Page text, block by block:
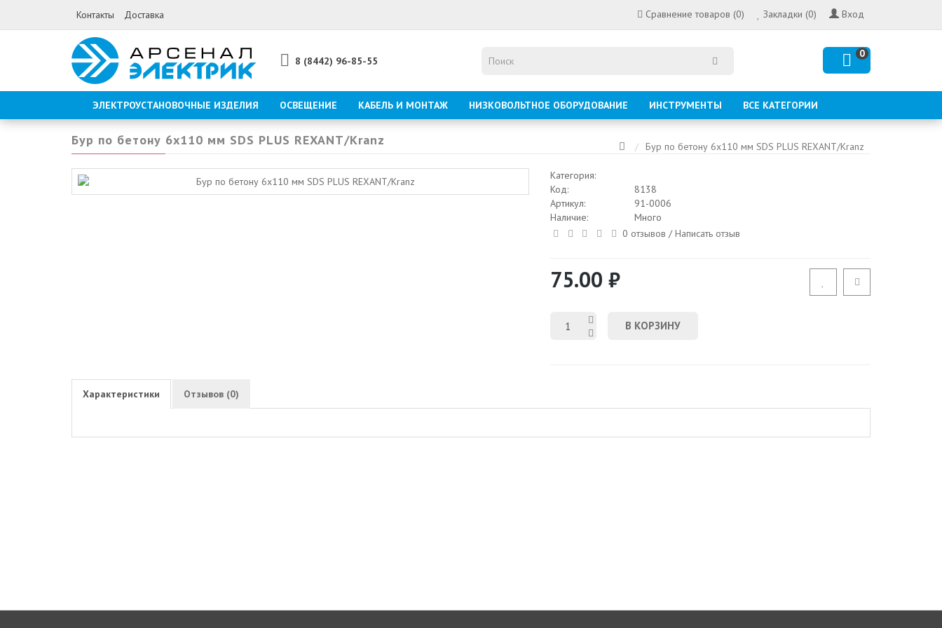
Контакты Доставка Вход
Закладки (0)
Сравнение товаров (0)
8 (8442) 96-85-55
0
ЭЛЕКТРОУСТАНОВОЧНЫЕ ИЗДЕЛИЯ ОСВЕЩЕНИЕ КАБЕЛЬ И МОНТАЖ НИЗКОВОЛЬТНОЕ ОБОРУДОВАНИЕ ИНСТРУМЕНТЫ ВСЕ КАТЕГОРИИ
Бур по бетону 6х110 мм SDS PLUS REXANT/Kranz
Бур по бетону 6х110 мм SDS PLUS REXANT/Kranz
Категория:
Код:
8138
Артикул:
91-0006
Наличие:
Много
0 отзывов /Написать отзыв
75.00 ₽
В КОРЗИНУ
Характеристики Отзывов (0)